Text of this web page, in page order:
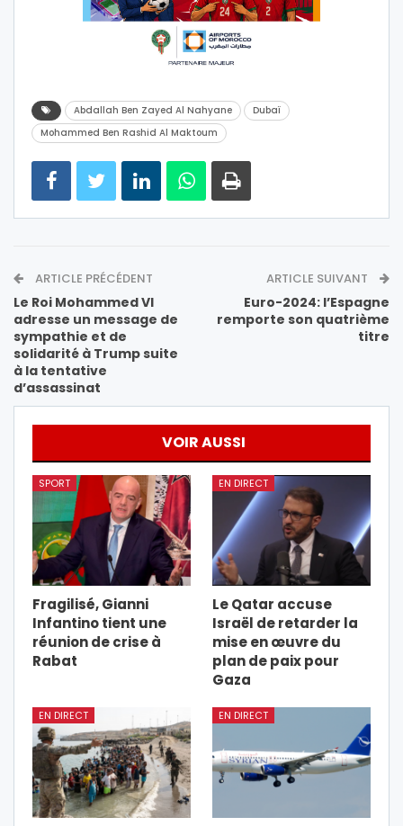
Abdallah Ben Zayed Al Nahyane
Dubaï
Mohammed Ben Rashid Al Maktoum
ARTICLE PRÉCÉDENT
Le Roi Mohammed VI
adresse un message de
sympathie et de
solidarité à Trump suite
à la tentative
d’assassinat
ARTICLE SUIVANT
Euro-2024: l’Espagne
remporte son quatrième
titre
VOIR AUSSI
SPORT
Fragilisé, Gianni
Infantino tient une
réunion de crise à
Rabat
EN DIRECT
Le Qatar accuse
Israël de retarder la
mise en œuvre du
plan de paix pour
Gaza
EN DIRECT EN DIRECT